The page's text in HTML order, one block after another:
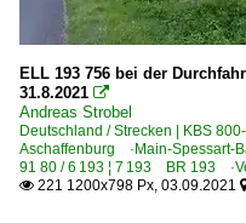
ELL 193 756 bei der
31.8.2021 
Andreas Strobel
Deutschland / Strecken | KBS
Aschaffenburg ·Main-Spessart-
91 80 / 6 193 ¦ 7 193 BR 193
 221 1200x798 Px, 03.09.2021